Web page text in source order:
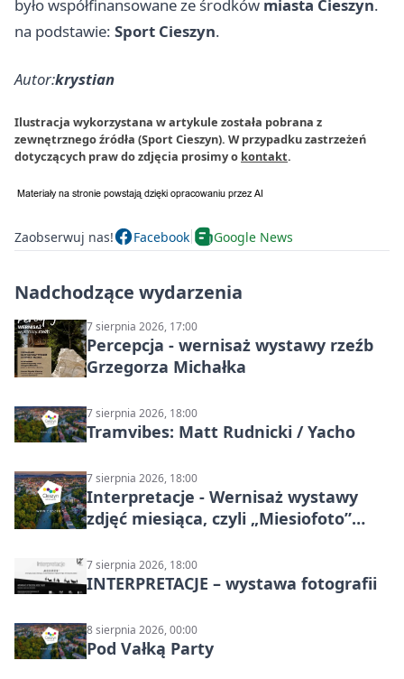
było współfinansowane ze środków miasta Cieszyn.
na podstawie: Sport Cieszyn.
Autor:krystian
Ilustracja wykorzystana w artykule została pobrana z
zewnętrznego źródła (Sport Cieszyn). W przypadku zastrzeżeń
dotyczących praw do zdjęcia prosimy o kontakt.
Zaobserwuj nas! Facebook Google News
Nadchodzące wydarzenia
7 sierpnia 2026, 17:00
Percepcja - wernisaż wystawy rzeźb
Grzegorza Michałka
7 sierpnia 2026, 18:00
Tramvibes: Matt Rudnicki / Yacho
7 sierpnia 2026, 18:00
Interpretacje - Wernisaż wystawy
zdjęć miesiąca, czyli „Miesiofoto”
Fotograficznego
7 sierpnia 2026, 18:00
INTERPRETACJE – wystawa fotografii
8 sierpnia 2026, 00:00
Pod Vałką Party